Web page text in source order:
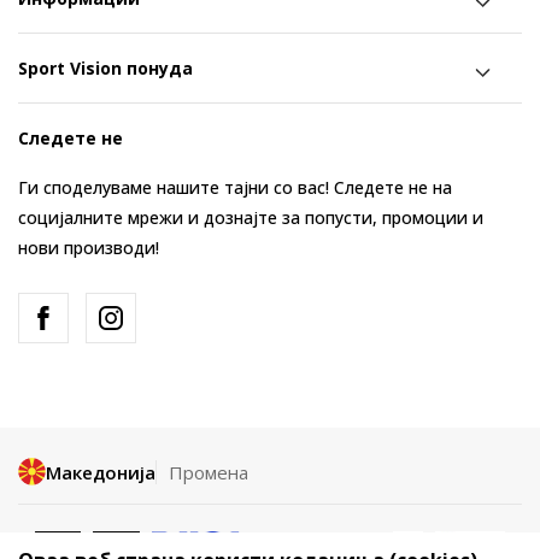
Sport Vision понуда
Следете не
Ги споделуваме нашите тајни со вас! Следете не на
социјалните мрежи и дознајте за попусти, промоции и
нови производи!
Македонија Промена